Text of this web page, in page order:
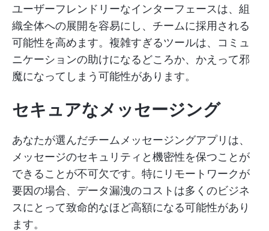
ユーザーフレンドリーなインターフェースは、組
織全体への展開を容易にし、チームに採用される
可能性を高めます。複雑すぎるツールは、コミュ
ニケーションの助けになるどころか、かえって邪
魔になってしまう可能性があります。
セキュアなメッセージング
あなたが選んだチームメッセージングアプリは、
メッセージのセキュリティと機密性を保つことが
できることが不可欠です。特にリモートワークが
要因の場合、データ漏洩のコストは多くのビジネ
スにとって致命的なほど高額になる可能性があり
ます。